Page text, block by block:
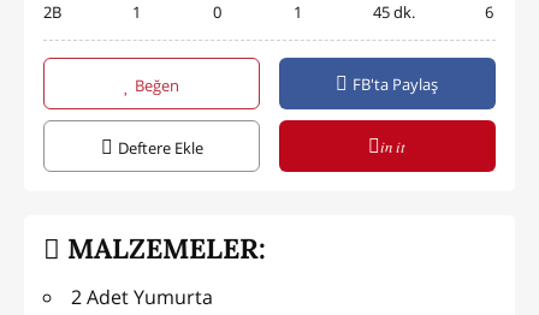
2B 1 0 1 45 dk. 6
Beğen FB'ta Paylaş
Deftere Ekle in it
MALZEMELER:
2 Adet Yumurta